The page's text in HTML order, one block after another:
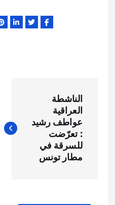
ص
الناشطة
العراقية
عواطف رشيد
: تعرّضت
للسرقة في
مطار تونس